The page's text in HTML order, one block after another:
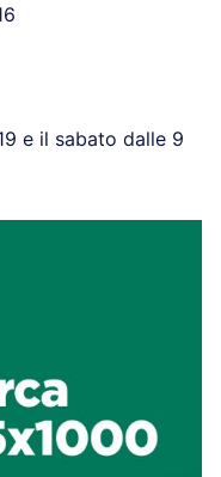
e il sabato dalle 9